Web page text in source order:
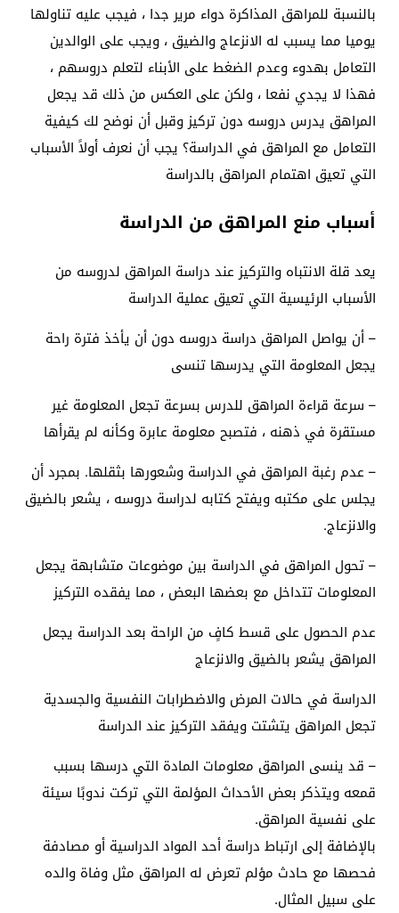
بالنسبة للمراهق المذاكرة دواء مرير جدا ، فيجب عليه تناولها
يوميا مما يسبب له الانزعاج والضيق ، ويجب على الوالدين
التعامل بهدوء وعدم الضغط على الأبناء لتعلم دروسهم ،
فهذا لا يجدي نفعا ، ولكن على العكس من ذلك قد يجعل
المراهق يدرس دروسه دون تركيز وقبل أن نوضح لك كيفية
التعامل مع المراهق في الدراسة؟ يجب أن نعرف أولاً الأسباب
التي تعيق اهتمام المراهق بالدراسة
أسباب منع المراهق من الدراسة
يعد قلة الانتباه والتركيز عند دراسة المراهق لدروسه من
الأسباب الرئيسية التي تعيق عملية الدراسة
– أن يواصل المراهق دراسة دروسه دون أن يأخذ فترة راحة
يجعل المعلومة التي يدرسها تنسى
– سرعة قراءة المراهق للدرس بسرعة تجعل المعلومة غير
مستقرة في ذهنه ، فتصبح معلومة عابرة وكأنه لم يقرأها
– عدم رغبة المراهق في الدراسة وشعورها بثقلها. بمجرد أن
يجلس على مكتبه ويفتح كتابه لدراسة دروسه ، يشعر بالضيق
والانزعاج.
– تحول المراهق في الدراسة بين موضوعات متشابهة يجعل
المعلومات تتداخل مع بعضها البعض ، مما يفقده التركيز
عدم الحصول على قسط كافٍ من الراحة بعد الدراسة يجعل
المراهق يشعر بالضيق والانزعاج
الدراسة في حالات المرض والاضطرابات النفسية والجسدية
تجعل المراهق يتشتت ويفقد التركيز عند الدراسة
– قد ينسى المراهق معلومات المادة التي درسها بسبب
قمعه ويتذكر بعض الأحداث المؤلمة التي تركت ندوبًا سيئة
على نفسية المراهق.
بالإضافة إلى ارتباط دراسة أحد المواد الدراسية أو مصادفة
فحصها مع حادث مؤلم تعرض له المراهق مثل وفاة والده
على سبيل المثال.